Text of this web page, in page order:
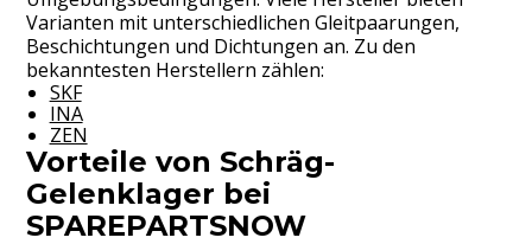
Varianten mit unterschiedlichen Gleitpaarungen,
Beschichtungen und Dichtungen an. Zu den
bekanntesten Herstellern zählen:
SKF
INA
ZEN
Vorteile von Schräg-
Gelenklager bei
SPAREPARTSNOW